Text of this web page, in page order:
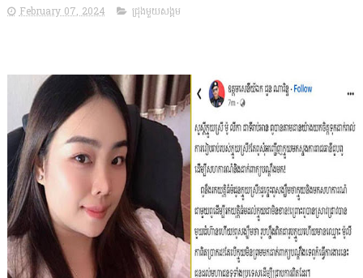
February 07, 2024 ជ្រុងមួយសង្គម